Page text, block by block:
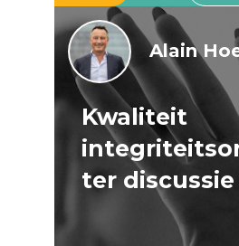
Alain
Kwaliteit
ter discussie